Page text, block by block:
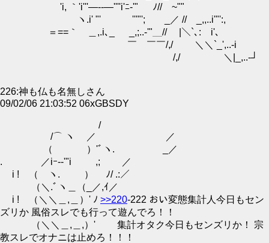
'i, ｀'i'''―--―''''i'ﾆ-'" ﾉ//￣~""
ヽ.i' "' '''"'; _／ // _,,..i'"':,
＝==｀ゝ＿,.i､_ _,;..-'"＿// |＼`､: i'､
￣ ￣￣/,/ ＼＼`_',..-i
/,/ ＼|_,..-┘
226:神も仏も名無しさん
09/02/06 21:03:52 06xGBSDY
/
/⌒ ヽ ／ ／
（ ）'ﾞヽ. _／
. ／iｰ-‐'"i ,; ／
i ! （ ヽ. ） ﾉ/ .:／
（＼.ﾞヽ＿（_／,ｲ／
i ! （＼＼＿,＿）' ﾉ >>220-222 おい変態集計人今日もセン
ズリか 風俗スレでも行って遊んでろ！！
（＼＼＿,＿,）' 集計オタク今日もセンズリか！ 宗
教スレでオナニは止めろ！！！